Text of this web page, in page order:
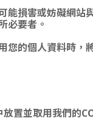
能損害或妨礙網
必要者。
您的個人資料時，
置並取用我們的